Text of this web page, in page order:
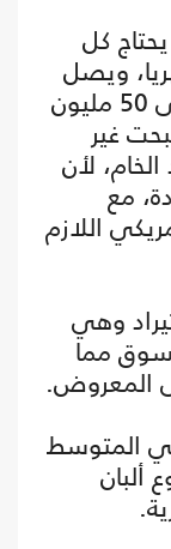
كل
شهريا، ويصل
استهلاك مصر لألبان الأطفال إلى 50 مليون
غير
لأن
مع
اللازم
وهي
مما
المعروض.
في المتوسط
ألبان